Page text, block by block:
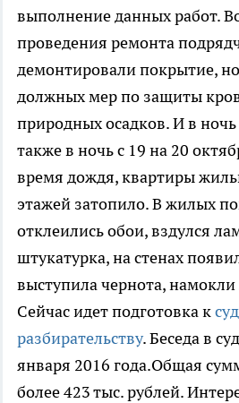
выполнение данных работ.
проведения ремонта
демонтировали покрытие,
должных мер по защиты
природных осадков. И в ночь
также в ночь с 19 на 20
время дождя, квартиры
этажей затопило. В жилых
отклеились обои, вздулся
штукатурка, на стенах
выступила чернота,
Сейчас идет подготовка к
разбирательству. Беседа в
января 2016 года.Общая
более 423 тыс. рублей.